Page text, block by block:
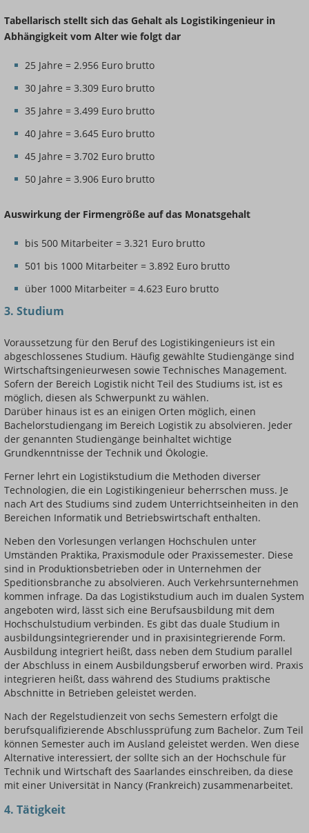
Tabellarisch stellt sich das Gehalt als Logistikingenieur in
Abhängigkeit vom Alter wie folgt dar
25 Jahre = 2.956 Euro brutto
30 Jahre = 3.309 Euro brutto
35 Jahre = 3.499 Euro brutto
40 Jahre = 3.645 Euro brutto
45 Jahre = 3.702 Euro brutto
50 Jahre = 3.906 Euro brutto
Auswirkung der Firmengröße auf das Monatsgehalt
bis 500 Mitarbeiter = 3.321 Euro brutto
501 bis 1000 Mitarbeiter = 3.892 Euro brutto
über 1000 Mitarbeiter = 4.623 Euro brutto
3. Studium
Voraussetzung für den Beruf des Logistikingenieurs ist ein
abgeschlossenes Studium. Häufig gewählte Studiengänge sind
Wirtschaftsingenieurwesen sowie Technisches Management.
Sofern der Bereich Logistik nicht Teil des Studiums ist, ist es
möglich, diesen als Schwerpunkt zu wählen.
Darüber hinaus ist es an einigen Orten möglich, einen
Bachelorstudiengang im Bereich Logistik zu absolvieren. Jeder
der genannten Studiengänge beinhaltet wichtige
Grundkenntnisse der Technik und Ökologie.
Ferner lehrt ein Logistikstudium die Methoden diverser
Technologien, die ein Logistikingenieur beherrschen muss. Je
nach Art des Studiums sind zudem Unterrichtseinheiten in den
Bereichen Informatik und Betriebswirtschaft enthalten.
Neben den Vorlesungen verlangen Hochschulen unter
Umständen Praktika, Praxismodule oder Praxissemester. Diese
sind in Produktionsbetrieben oder in Unternehmen der
Speditionsbranche zu absolvieren. Auch Verkehrsunternehmen
kommen infrage. Da das Logistikstudium auch im dualen System
angeboten wird, lässt sich eine Berufsausbildung mit dem
Hochschulstudium verbinden. Es gibt das duale Studium in
ausbildungsintegrierender und in praxisintegrierende Form.
Ausbildung integriert heißt, dass neben dem Studium parallel
der Abschluss in einem Ausbildungsberuf erworben wird. Praxis
integrieren heißt, dass während des Studiums praktische
Abschnitte in Betrieben geleistet werden.
Nach der Regelstudienzeit von sechs Semestern erfolgt die
berufsqualifizierende Abschlussprüfung zum Bachelor. Zum Teil
können Semester auch im Ausland geleistet werden. Wen diese
Alternative interessiert, der sollte sich an der Hochschule für
Technik und Wirtschaft des Saarlandes einschreiben, da diese
mit einer Universität in Nancy (Frankreich) zusammenarbeitet.
4. Tätigkeit